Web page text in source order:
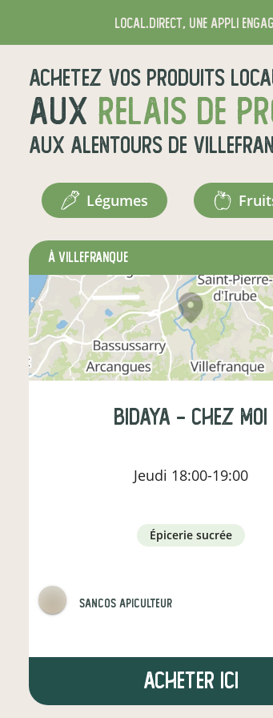
local.direct, une appli
Achetez vos produits
aux relais de
aux alentours de
légumes
à Villefranque
BIDAYA - chez moi
Jeudi 18:00-19:00
épicerie sucrée
Sancos Apiculteur
Acheter ici